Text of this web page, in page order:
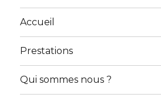
Accueil
Prestations
Qui sommes nous ?